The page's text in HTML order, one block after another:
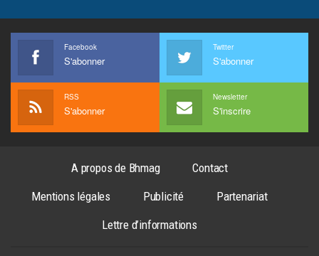
Facebook
S'abonner
Twitter
S'abonner
RSS
S'abonner
Newsletter
S'inscrire
A propos de Bhmag
Contact
Mentions légales
Publicité
Partenariat
Lettre d’informations